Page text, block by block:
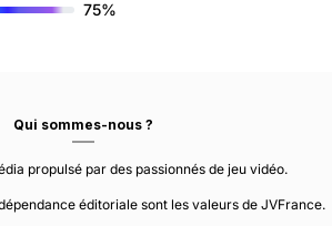
75%
Qui sommes-nous ?
propulsé par des passionnés de jeu vidéo.
éditoriale sont les valeurs de JVFrance.